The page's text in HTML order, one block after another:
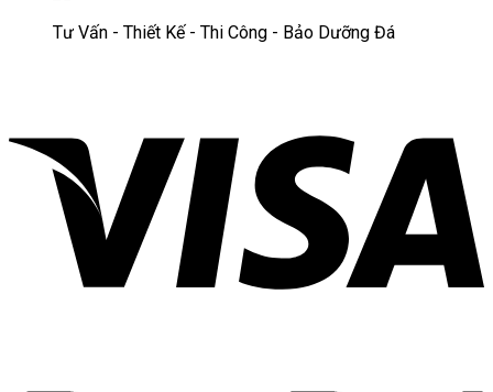
Tư Vấn - Thiết Kế - Thi Công - Bảo Dưỡng Đá